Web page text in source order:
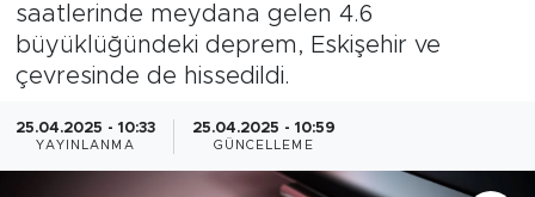
saatlerinde meydana gelen 4.6
büyüklüğündeki deprem, Eskişehir ve
çevresinde de hissedildi.
25.04.2025 - 10:33
YAYINLANMA
25.04.2025 - 10:59
GÜNCELLEME
Sağlık
Tüm Manşetler